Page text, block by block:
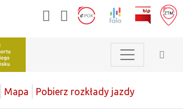
Mapa Pobierz rozkłady jazdy